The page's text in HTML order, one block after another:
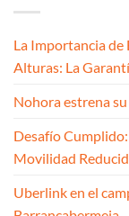
La Importancia de
Alturas: La
Nohora estrena
Desafío
Movilidad
Uberlink en el